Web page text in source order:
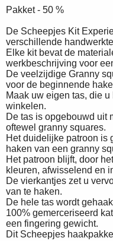
Pakket - 50 %
De Scheepjes Kit
verschillende
Elke kit bevat de
werkbeschrijving voor
De veelzijdige Granny
voor de beginnende
Maak uw eigen tas, die
winkelen.
De tas is opgebouwd uit
oftewel granny squares.
Het duidelijke patroon is
haken van een granny
Het patroon blijft, door
kleuren, afwisselend en
De vierkantjes zet u
van te haken.
De hele tas wordt
100% gemerceriseerd
een fingering gewicht.
Dit Scheepjes